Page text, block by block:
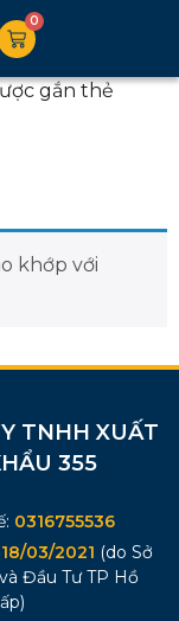
0
gắn thẻ
khớp với
TNHH XUẤT
355
0316755536
18/03/2021 (do Sở
Đầu Tư TP Hồ